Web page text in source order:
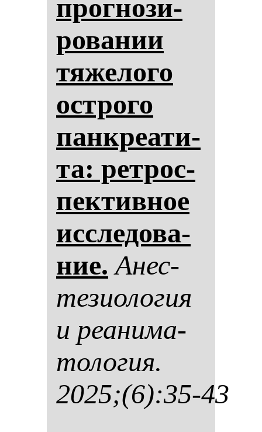
прог­но­зи­
ро­ва­нии
тя­же­ло­го
ос­тро­го
пан­кре­ати­
та: рет­рос­
пек­тив­ное
ис­сле­до­ва­
ние. Анес­
те­зи­оло­гия
и ре­ани­ма­
то­ло­гия.
2025;(6):35-43